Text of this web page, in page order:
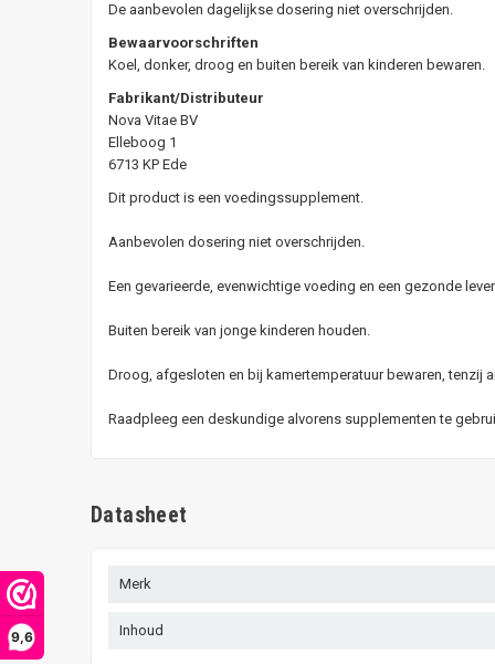
9,6
De aanbevolen dagelijkse dosering niet overschrijden.
Bewaarvoorschriften
Koel, donker, droog en buiten bereik van kinderen bewaren.
Fabrikant/Distributeur
Nova Vitae BV
Elleboog 1
6713 KP Ede
Dit product is een voedingssupplement.
Aanbevolen dosering niet overschrijden.
Een gevarieerde, evenwichtige voeding en een gezonde
Buiten bereik van jonge kinderen houden.
Droog, afgesloten en bij kamertemperatuur bewaren, tenzij
Raadpleeg een deskundige alvorens supplementen te
Datasheet
Merk
Inhoud